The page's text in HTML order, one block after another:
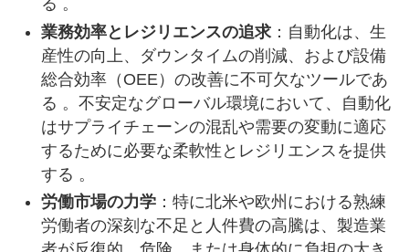
る 。
業務効率とレジリエンスの追求：自動化は、生
産性の向上、ダウンタイムの削減、および設備
総合効率（OEE）の改善に不可欠なツールであ
る 。不安定なグローバル環境において、自動化
はサプライチェーンの混乱や需要の変動に適応
するために必要な柔軟性とレジリエンスを提供
する 。
労働市場の力学：特に北米や欧州における熟練
労働者の深刻な不足と人件費の高騰は、製造業